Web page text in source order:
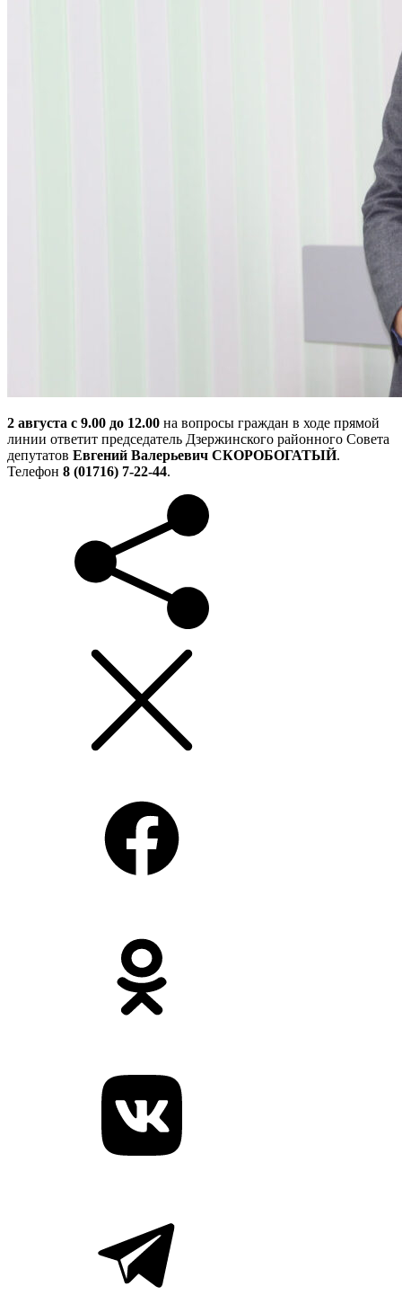
2 августа с 9.00 до 12.00 на вопросы граждан в ходе прямой
линии ответит председатель Дзержинского районного Совета
депутатов Евгений Валерьевич СКОРОБОГАТЫЙ.
Телефон 8 (01716) 7-22-44.